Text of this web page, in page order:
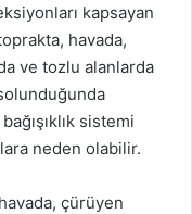
kapsayan
havada,
ve tozlu alanlarda
sistemi
neden olabilir.
çürüyen